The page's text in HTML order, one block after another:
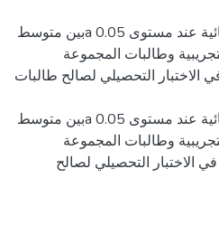
4. وجود فروق ذات دلالة احصائية عند مستوى a 0.05بين متوسط
وطالبات المجموعة
التحصيلي لصالح طالبات
5. وجود فروق ذات دلالة احصائية عند مستوى a 0.05بين متوسط
وطالبات المجموعة
الاختبار التحصيلي لصالح